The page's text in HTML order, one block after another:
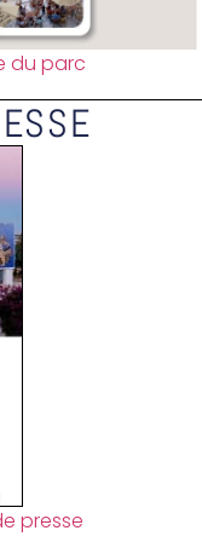
du parc
presse